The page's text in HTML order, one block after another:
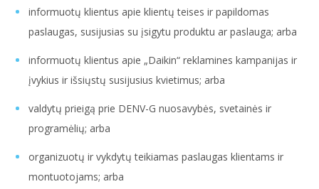
informuotų klientus apie klientų teises ir papildomas
paslaugas, susijusias su įsigytu produktu ar paslauga; arba
informuotų klientus apie „Daikin“ reklamines kampanijas ir
įvykius ir išsiųstų susijusius kvietimus; arba
valdytų prieigą prie DENV-G nuosavybės, svetainės ir
programėlių; arba
organizuotų ir vykdytų teikiamas paslaugas klientams ir
montuotojams; arba